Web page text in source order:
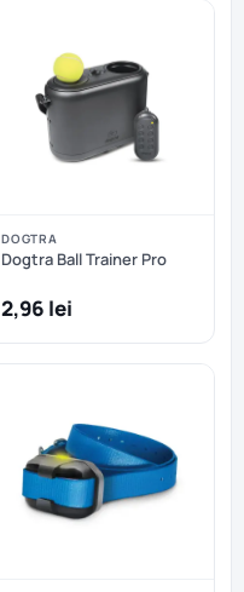
DOGTRA
Dogtra Ball Trainer Pro
2,96 lei